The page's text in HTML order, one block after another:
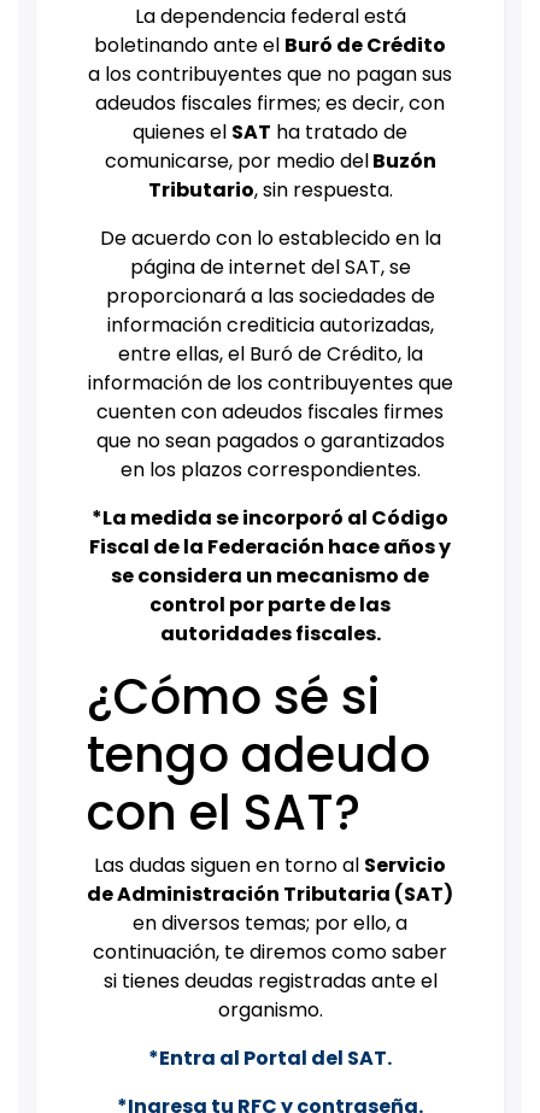
La dependencia federal está
boletinando ante el Buró de Crédito
a los contribuyentes que no pagan sus
adeudos fiscales firmes; es decir, con
quienes el SAT ha tratado de
comunicarse, por medio delBuzón
Tributario, sin respuesta.
De acuerdo con lo establecido en la
página de internet del SAT, se
proporcionará a las sociedades de
información crediticia autorizadas,
entre ellas, el Buró de Crédito, la
información de los contribuyentes que
cuenten con adeudos fiscales firmes
que no sean pagados o garantizados
en los plazos correspondientes.
*La medida se incorporó al Código
Fiscal de la Federación hace años y
se considera un mecanismo de
control por parte de las
autoridades fiscales.
¿Cómo sé si
tengo adeudo
con el SAT?
Las dudas siguen en torno al Servicio
de Administración Tributaria (SAT)
en diversos temas; por ello, a
continuación, te diremos como saber
si tienes deudas registradas ante el
organismo.
*Entra al Portal del SAT.
*Ingresa tu RFC y contraseña.